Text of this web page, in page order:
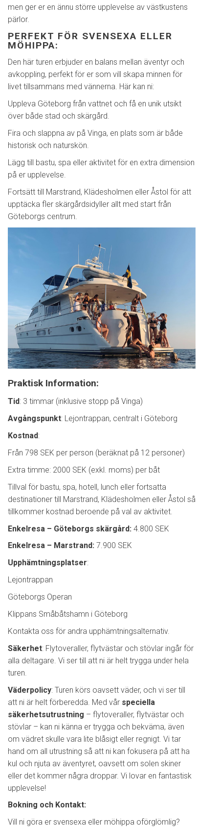
men ger er en ännu större upplevelse av västkustens
pärlor.
PERFEKT FÖR SVENSEXA ELLER
MÖHIPPA:
Den här turen erbjuder en balans mellan äventyr och
avkoppling, perfekt för er som vill skapa minnen för
livet tillsammans med vännerna. Här kan ni:
Uppleva Göteborg från vattnet och få en unik utsikt
över både stad och skärgård.
Fira och slappna av på Vinga, en plats som är både
historisk och naturskön.
Lägg till bastu, spa eller aktivitet för en extra dimension
på er upplevelse.
Fortsätt till Marstrand, Klädesholmen eller Åstol för att
upptäcka fler skärgårdsidyller allt med start från
Göteborgs centrum.
Praktisk Information:
Tid: 3 timmar (inklusive stopp på Vinga)
Avgångspunkt: Lejontrappan, centralt i Göteborg
Kostnad:
Från 798 SEK per person (beräknat på 12 personer)
Extra timme: 2000 SEK (exkl. moms) per båt
Tillval för bastu, spa, hotell, lunch eller fortsatta
destinationer till Marstrand, Klädesholmen eller Åstol så
tillkommer kostnad beroende på val av aktivitet.
Enkelresa – Göteborgs skärgård: 4.800 SEK
Enkelresa – Marstrand: 7.900 SEK
Upphämtningsplatser:
Lejontrappan
Göteborgs Operan
Klippans Småbåtshamn i Göteborg
Kontakta oss för andra upphämtningsalternativ.
Säkerhet: Flytoveraller, flytvästar och stövlar ingår för
alla deltagare. Vi ser till att ni är helt trygga under hela
turen.
Väderpolicy: Turen körs oavsett väder, och vi ser till
att ni är helt förberedda. Med vår speciella
säkerhetsutrustning – flytoveraller, flytvästar och
stövlar – kan ni känna er trygga och bekväma, även
om vädret skulle vara lite blåsigt eller regnigt. Vi tar
hand om all utrustning så att ni kan fokusera på att ha
kul och njuta av äventyret, oavsett om solen skiner
eller det kommer några droppar. Vi lovar en fantastisk
upplevelse!
Bokning och Kontakt:
Vill ni göra er svensexa eller möhippa oförglömlig?